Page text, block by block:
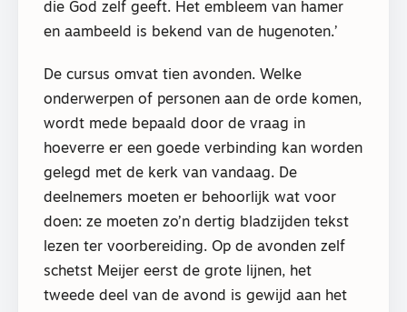
die God zelf geeft. Het embleem van hamer
en aambeeld is bekend van de hugenoten.’
De cursus omvat tien avonden. Welke
onderwerpen of personen aan de orde komen,
wordt mede bepaald door de vraag in
hoeverre er een goede verbinding kan worden
gelegd met de kerk van vandaag. De
deelnemers moeten er behoorlijk wat voor
doen: ze moeten zo’n dertig bladzijden tekst
lezen ter voorbereiding. Op de avonden zelf
schetst Meijer eerst de grote lijnen, het
tweede deel van de avond is gewijd aan het